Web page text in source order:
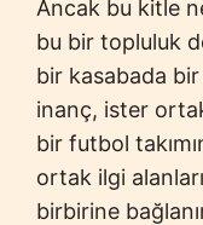
Ancak bu kitle
bu bir topluluk
bir kasabada
inanç, ister
bir futbol
ortak ilgi
birbirine